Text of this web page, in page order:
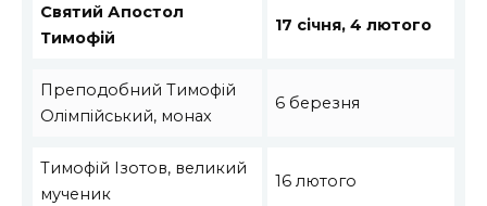
Святий Апостол
Тимофій
17 січня, 4 лютого
Преподобний Тимофій
Олімпійський, монах
6 березня
Тимофій Ізотов, великий
мученик
16 лютого